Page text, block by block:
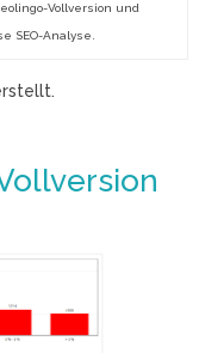
Vollversion und
SEO-Analyse.